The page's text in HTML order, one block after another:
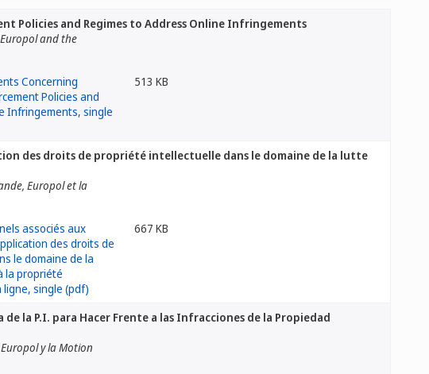
and Regimes to Address Online Infringements
and the
513 KB
des droits de propriété intellectuelle dans le domaine de la lutte
Europol et la
667 KB
la P.I. para Hacer Frente a las Infracciones de la Propiedad
y la Motion